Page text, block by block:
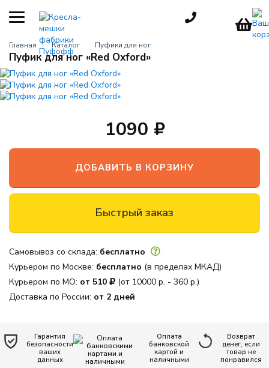
КАТЕГОРИИ
Кресла-мешки
груши
Детские
Мебель для
Пуфики для
офиса
Новинки
пуф-груши
Кресло-мяч
Главная Каталог Пуфики для ног
Пуфик для ног «Red Oxford»
1090
ДОБАВИТЬ В КОРЗИНУ
Быстрый заказ
Самовывоз со склада: бесплатно
Курьером по Москве: бесплатно (в пределах МКАД)
Курьером по МО: от 510
(от 10000 р. - 360 р.)
Доставка по России: от 2 дней
Гарантия
безопасности
ваших
данных
Оплата
банковской
картой и
наличными
Возврат
денег, если
товар не
понравился